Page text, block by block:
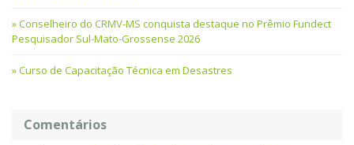
Conselheiro do CRMV-MS conquista destaque no Prêmio Fundect
Pesquisador Sul-Mato-Grossense 2026
Curso de Capacitação Técnica em Desastres
Comentários